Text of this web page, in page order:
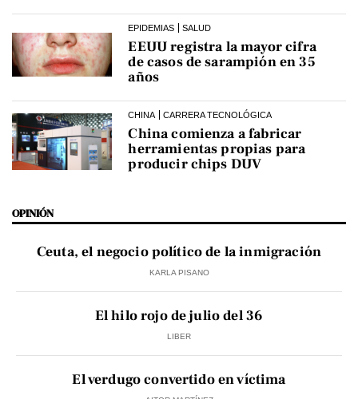
EPIDEMIAS SALUD
EEUU registra la mayor cifra
de casos de sarampión en 35
años
CHINA CARRERA TECNOLÓGICA
China comienza a fabricar
herramientas propias para
producir chips DUV
OPINIÓN
Ceuta, el negocio político de la inmigración
KARLA PISANO
El hilo rojo de julio del 36
LIBER
El verdugo convertido en víctima